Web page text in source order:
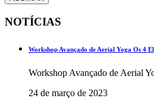
NOTÍCIAS
Workshop Avançado de Aerial Yoga Os 4
Workshop Avançado de Aerial
24 de março de 2023